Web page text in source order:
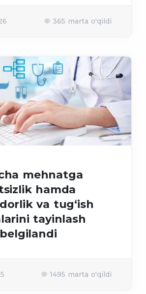
365 marta o'qildi
mehnatga
hamda
va tug‘ish
tayinlash
1495 marta o'qildi